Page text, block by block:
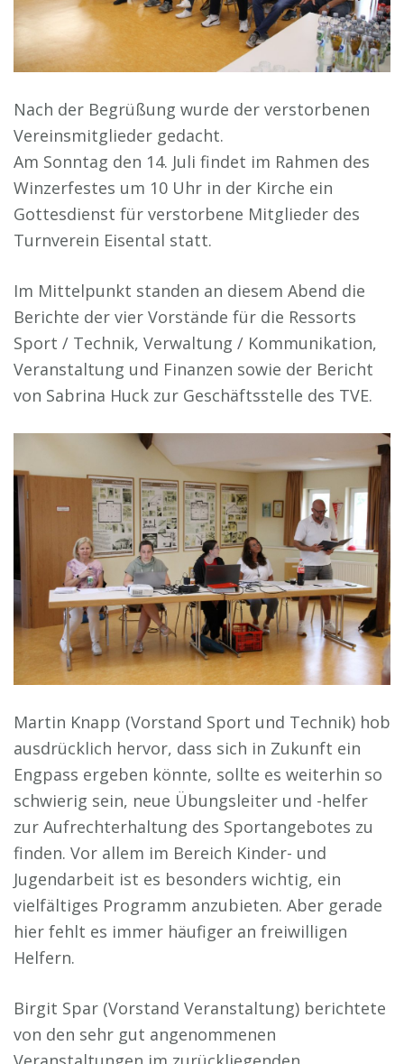
Nach der Begrüßung wurde der verstorbenen
Vereinsmitglieder gedacht.
Am Sonntag den 14. Juli findet im Rahmen des
Winzerfestes um 10 Uhr in der Kirche ein
Gottesdienst für verstorbene Mitglieder des
Turnverein Eisental statt.
Im Mittelpunkt standen an diesem Abend die
Berichte der vier Vorstände für die Ressorts
Sport / Technik, Verwaltung / Kommunikation,
Veranstaltung und Finanzen sowie der Bericht
von Sabrina Huck zur Geschäftsstelle des TVE.
Martin Knapp (Vorstand Sport und Technik) hob
ausdrücklich hervor, dass sich in Zukunft ein
Engpass ergeben könnte, sollte es weiterhin so
schwierig sein, neue Übungsleiter und -helfer
zur Aufrechterhaltung des Sportangebotes zu
finden. Vor allem im Bereich Kinder- und
Jugendarbeit ist es besonders wichtig, ein
vielfältiges Programm anzubieten. Aber gerade
hier fehlt es immer häufiger an freiwilligen
Helfern.
Birgit Spar (Vorstand Veranstaltung) berichtete
von den sehr gut angenommenen